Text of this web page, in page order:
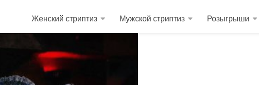
Женский стриптиз Мужской стриптиз Розыгрыши